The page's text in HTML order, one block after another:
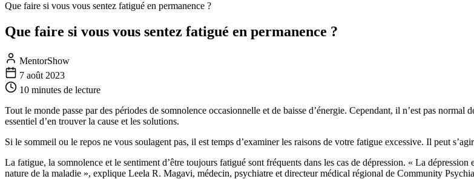
Que faire si vous vous sentez fatigué en permanence ?
Que faire si vous vous sentez fatigué en permanence ?
MentorShow
7 août 2023
10 minutes de lecture
Tout le monde passe par des périodes de somnolence occasionnelle et de baisse d’énergie. Cependant, il n’est pas
essentiel d’en trouver la cause et les solutions.
Si le sommeil ou le repos ne vous soulagent pas, il est temps d’examiner les raisons de votre fatigue excessive. Il peut
La fatigue, la somnolence et le sentiment d’être toujours fatigué sont fréquents dans les cas de dépression. « La
nature de la maladie », explique Leela R. Magavi, médecin, psychiatre et directeur médical régional de Community